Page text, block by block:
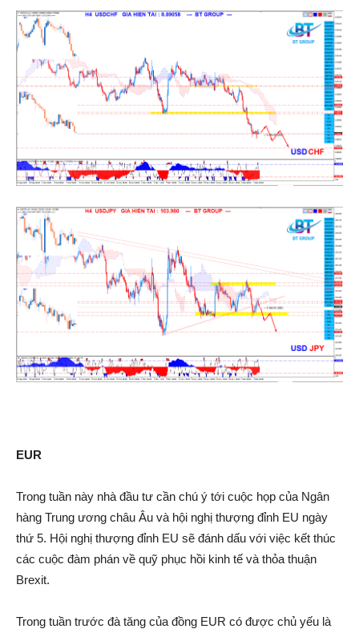
EUR
Trong tuần này nhà đầu tư cần chú ý tới cuộc họp của Ngân
hàng Trung ương châu Âu và hội nghị thượng đỉnh EU ngày
thứ 5. Hội nghị thượng đỉnh EU sẽ đánh dấu với việc kết thúc
các cuộc đàm phán về quỹ phục hồi kinh tế và thỏa thuận
Brexit.
Trong tuần trước đà tăng của đồng EUR có được chủ yếu là